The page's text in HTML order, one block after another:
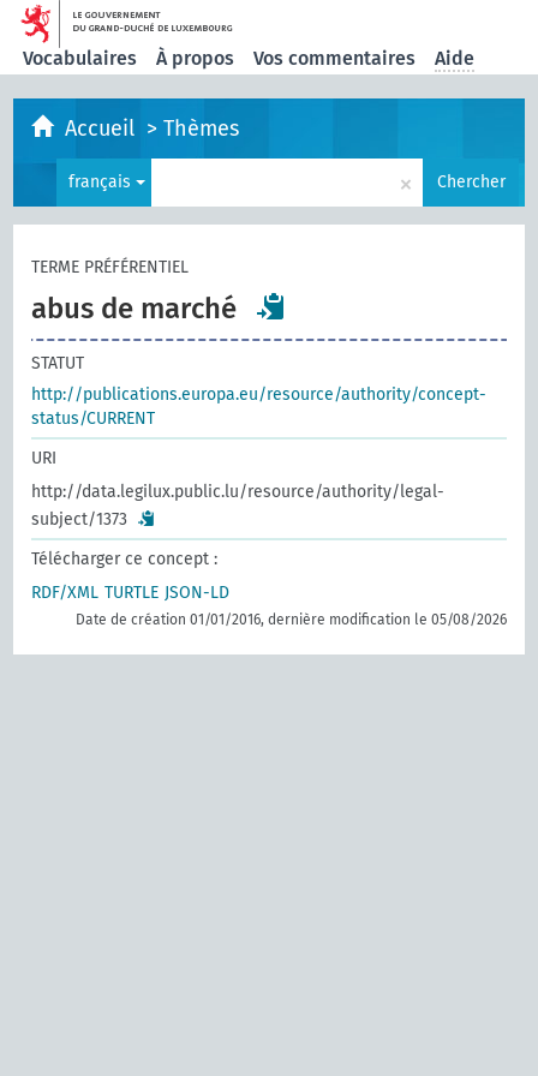
Vocabulaires À propos Vos commentaires Aide
Accueil >Thèmes
français × Chercher
TERME PRÉFÉRENTIEL
abus de marché
STATUT
http://publications.europa.eu/resource/authority/concept-
status/CURRENT
URI
http://data.legilux.public.lu/resource/authority/legal-
subject/1373
Télécharger ce concept :
RDF/XML TURTLE JSON-LD
Date de création 01/01/2016, dernière modification le 05/08/2026